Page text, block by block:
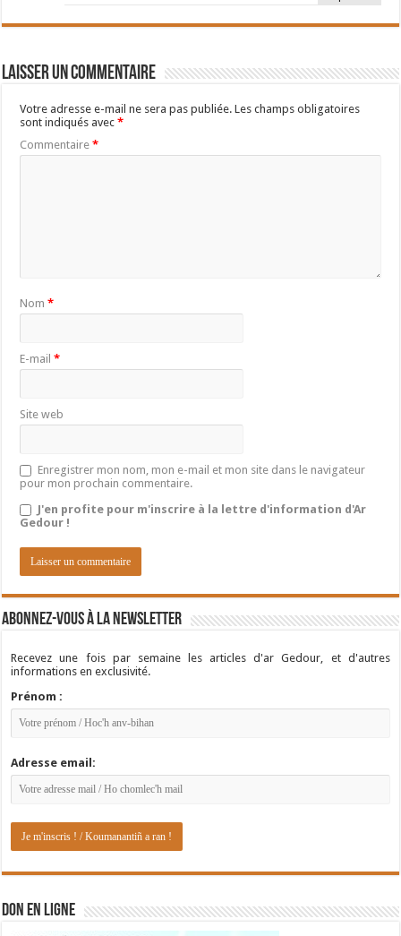
Laisser un commentaire
Votre adresse e-mail ne sera pas publiée. Les champs obligatoires
sont indiqués avec*
Commentaire*
Nom*
E-mail*
Site web
Enregistrer mon nom, mon e-mail et mon site dans le navigateur
pour mon prochain commentaire.
J'en profite pour m'inscrire à la lettre d'information d'Ar
Gedour !
Abonnez-vous à la newsletter
Recevez une fois par semaine les articles d'ar Gedour, et d'autres
informations en exclusivité.
Prénom :
Adresse email:
DON EN LIGNE